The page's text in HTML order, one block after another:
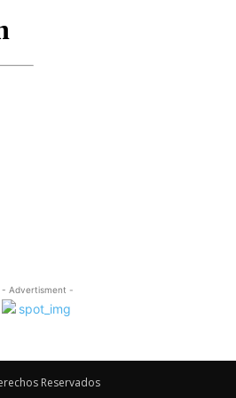
- Advertisment -
Reservados